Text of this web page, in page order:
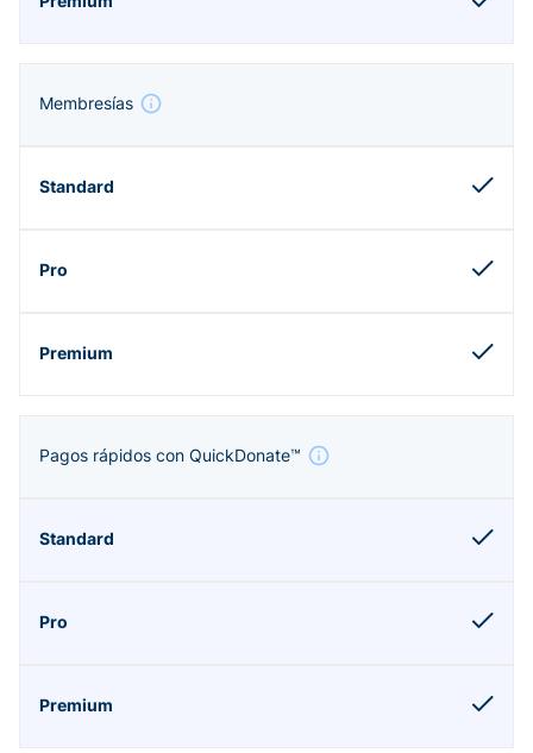
Membresías
Pagos rápidos con QuickDonate™